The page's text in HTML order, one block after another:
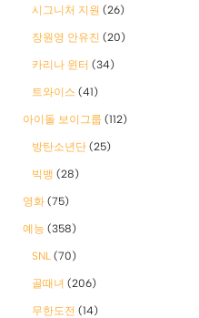
시그니처 지원 (26)
장원영 안유진 (20)
카리나 윈터 (34)
트와이스 (41)
아이돌 보이그룹 (112)
방탄소년단 (25)
빅뱅 (28)
영화 (75)
예능 (358)
SNL (70)
골때녀 (206)
무한도전 (14)